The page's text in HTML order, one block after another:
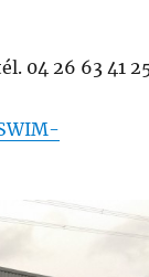
04 26 63 41